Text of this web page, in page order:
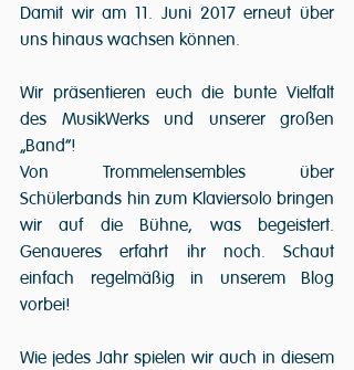
Damit wir am 11. Juni 2017 erneut über
uns hinaus wachsen können.
Wir präsentieren euch die bunte Vielfalt
des MusikWerks und unserer großen
„Band“!
Von Trommelensembles über
Schülerbands hin zum Klaviersolo bringen
wir auf die Bühne, was begeistert.
Genaueres erfahrt ihr noch. Schaut
einfach regelmäßig in unserem Blog
vorbei!
Wie jedes Jahr spielen wir auch in diesem